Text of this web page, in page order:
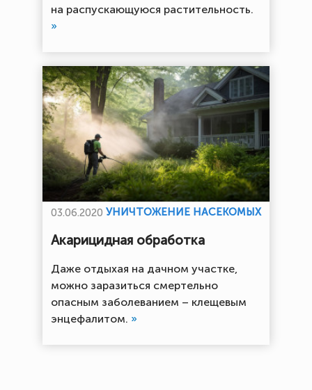
на распускающуюся растительность.
»
03.06.2020 УНИЧТОЖЕНИЕ НАСЕКОМЫХ
Акарицидная обработка
Даже отдыхая на дачном участке,
можно заразиться смертельно
опасным заболеванием – клещевым
энцефалитом. »